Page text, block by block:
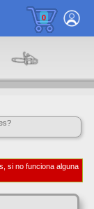
0
si no funciona alguna